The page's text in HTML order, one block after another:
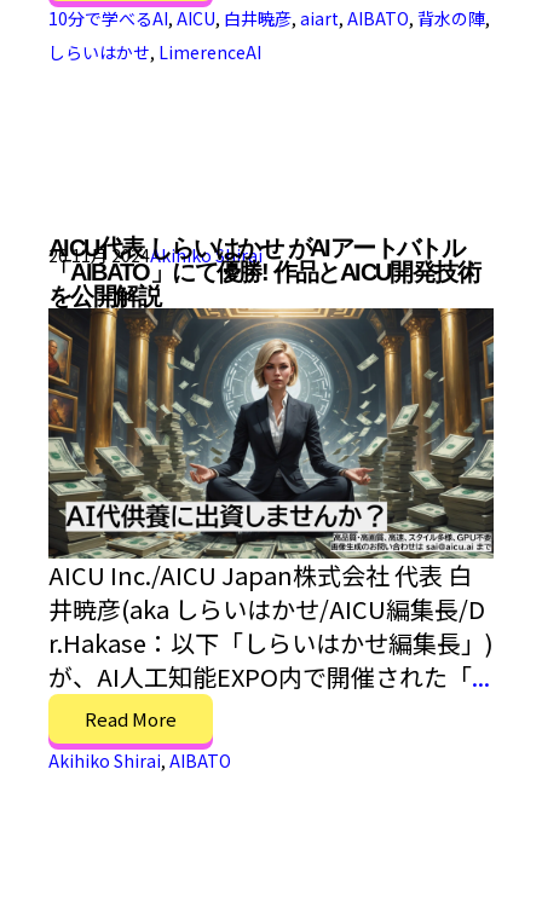
10分で学べるAI, AICU, 白井暁彦, aiart, AIBATO, 背水の陣,
しらいはかせ, LimerenceAI
AICU代表 しらいはかせ がAIアートバトル
「AIBATO」にて優勝! 作品とAICU開発技術
を公開解説
26 11月 2024Akihiko Shirai
AICU Inc./AICU Japan株式会社 代表 白
井暁彦(aka しらいはかせ/AICU編集長/D
r.Hakase：以下「しらいはかせ編集長」)
が、AI人工知能EXPO内で開催された「...
Read More
Akihiko Shirai, AIBATO